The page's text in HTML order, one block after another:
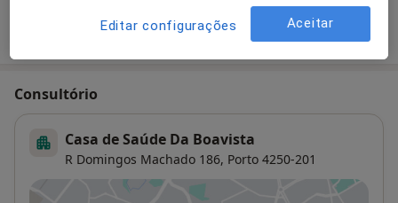
Como mostramos os preços?
Consultório
Casa de Saúde Da Boavista
R Domingos Machado 186, Porto 4250-201
Editar configurações Aceitar